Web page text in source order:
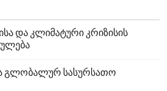
და კლიმატური კრიზისის
გლობალურ სასურსათო